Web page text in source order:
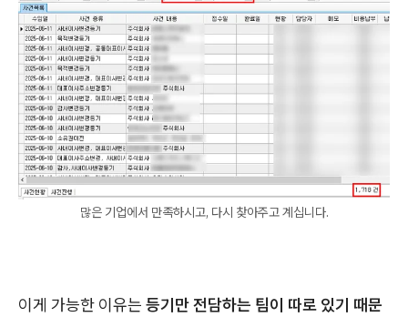
많은 기업에서 만족하시고, 다시 찾아주고 계십니다.
이게 가능한 이유는 등기만 전담하는 팀이 따로 있기 때문